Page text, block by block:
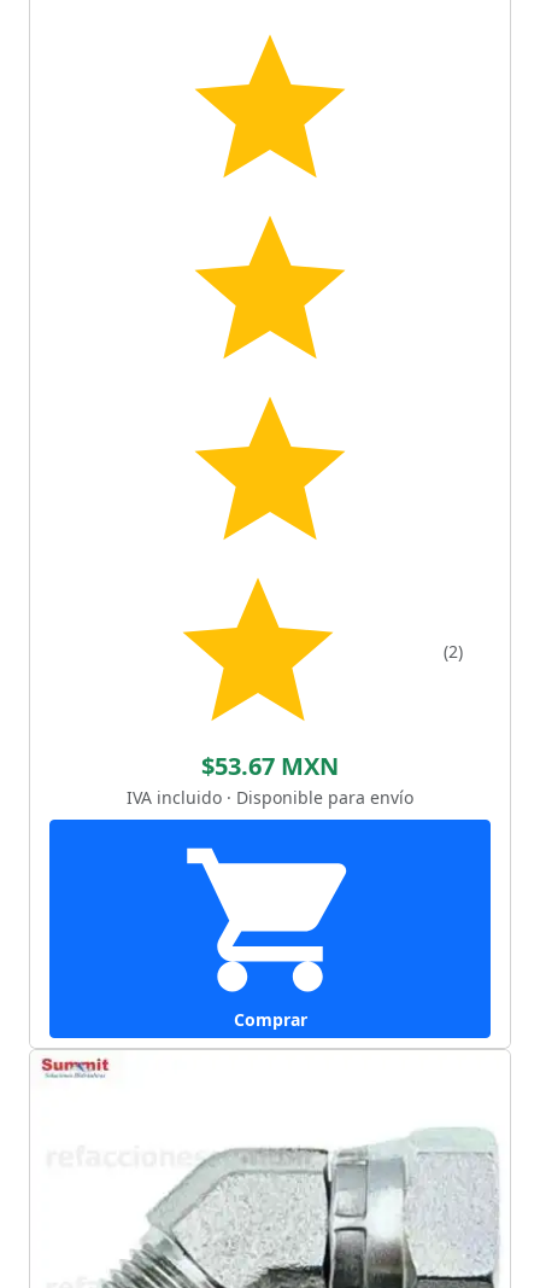
(2)
$53.67 MXN
IVA incluido · Disponible para envío
Comprar